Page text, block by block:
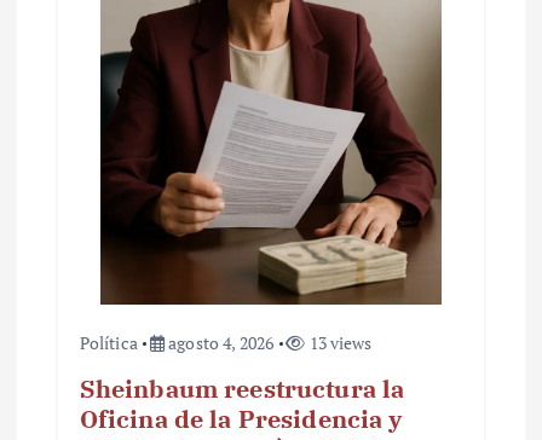
Política agosto 4, 2026 13 views
Sheinbaum reestructura la
Oficina de la Presidencia y